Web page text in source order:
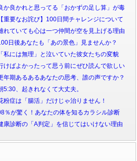
か良かれと思ってる「おかずの足し算」が毒
重要なお詫び】100日間チャレンジについて
れていても心は一つ仲間が空を見上げる理由
日後あなたも「あの景色」見ませんか？
私には無理」と泣いていた彼女たちの変貌
けばよかったって思う前にぜひ読んで欲しい
年期あるあるあなたの思考、誰の声ですか？
、起きれなくて大丈夫。
症は「腸活」だけじゃ治りません！
％が驚く！あなたの体を知るカラシル診断
康診断の「A判定」を信じてはいけない理由